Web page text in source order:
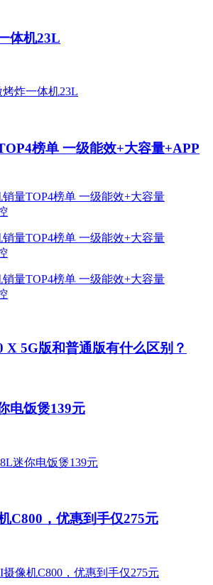
体机23L
榜单 一级能效+大容量+APP
X 5G版和普通版有什么区别？
电饭煲139元
C800，优惠到手仅275元